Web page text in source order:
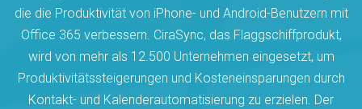
die die Produktivität von iPhone- und Android-Benutzern mit
Office 365 verbessern. CiraSync, das Flaggschiffprodukt,
wird von mehr als 12.500 Unternehmen eingesetzt, um
Produktivitätssteigerungen und Kosteneinsparungen durch
Kontakt- und Kalenderautomatisierung zu erzielen. Der